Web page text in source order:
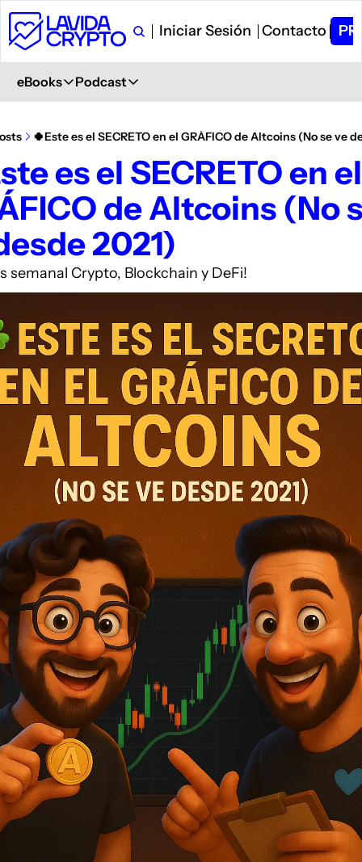
Iniciar Sesión Contacto
eBooks
eBooks
Primeros Pasos en Crypto
Glosario de Términos Crypto
+400 términos
PDF explicativo
Podcast
Podcast
Ver en YouTube
Spotify
Description
Description
Apple Podcast
Description
YouTube Music
Description
Podimo
Description
🍀Este es el SECRETO en el GRÁFICO de Altcoins (No se ve
es el SECRETO en el
de Altcoins (No
2021)
semanal Crypto, Blockchain y DeFi!